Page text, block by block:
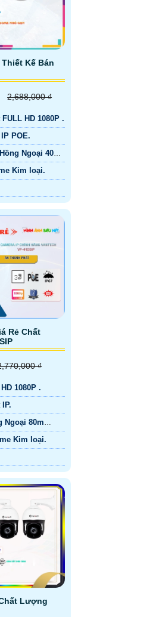
Thiết Kế Bán
2,688,000 ₫
FULL HD 1080P .
IP POE.
Hồng Ngoại 40m
Kim loại.
Rẻ Chất
₫
1080P .
🤖️ Công Nghệ Camera : IP.
Ngoại 80m
Kim loại.
Lượng